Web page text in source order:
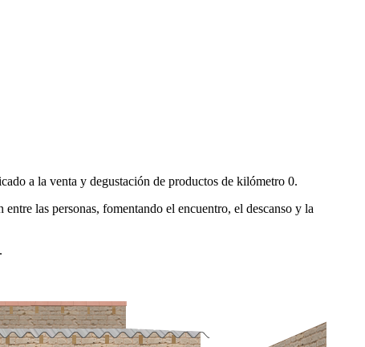
a la venta y degustación de productos de kilómetro 0.
las personas, fomentando el encuentro, el descanso y la